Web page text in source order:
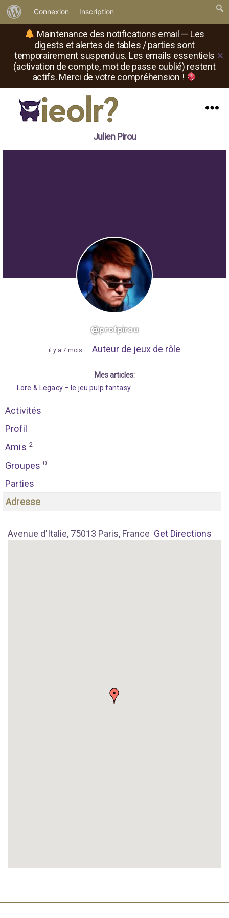
Maintenance des notifications email — Les
digests et alertes de tables / parties sont
temporairement suspendus. Les emails essentiels
(activation de compte, mot de passe oublié) restent
actifs. Merci de votre compréhension !
✕
propos
de
WordPress
Connexion Inscription
où
Julien Pirou
@profpirou
il y a 7 mois Auteur de jeux de rôle
Mes articles:
Lore & Legacy – le jeu pulp fantasy
Activités
Profil
Amis 2
Groupes 0
Parties
Adresse
Avenue d'Italie, 75013 Paris, France Get Directions